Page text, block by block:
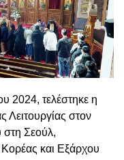
2024, τελέστηκε η
Λειτουργίας στον
στη Σεούλ,
και Εξάρχου